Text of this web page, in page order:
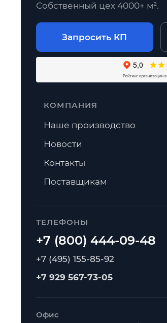
Собственный цех 4000+ м².
Запросить КП
ТЕЛЕФОНЫ
+7 (495) 155-85-92
+7 929 567-73-05
Офис
КОМПАНИЯ
Наше производство
Новости
Контакты
Поставщикам